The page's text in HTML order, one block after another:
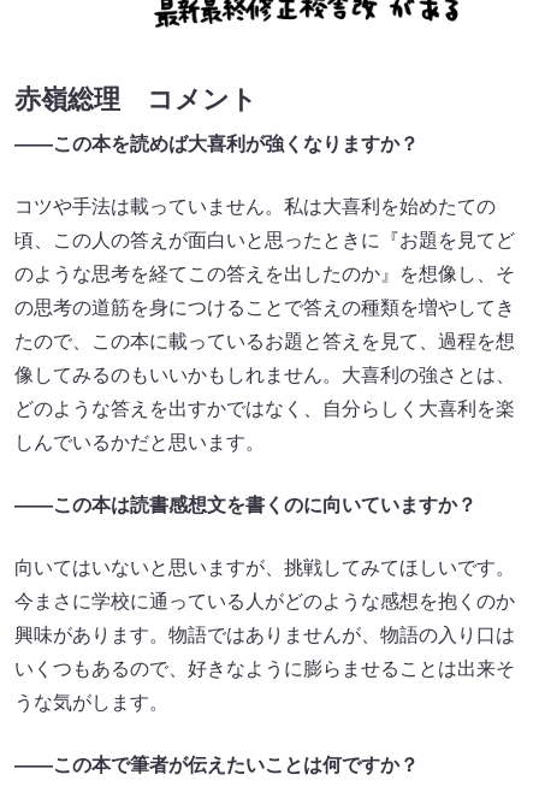
赤嶺総理 コメント
――この本を読めば大喜利が強くなりますか？
コツや手法は載っていません。私は大喜利を始めたての
頃、この人の答えが面白いと思ったときに『お題を見てど
のような思考を経てこの答えを出したのか』を想像し、そ
の思考の道筋を身につけることで答えの種類を増やしてき
たので、この本に載っているお題と答えを見て、過程を想
像してみるのもいいかもしれません。大喜利の強さとは、
どのような答えを出すかではなく、自分らしく大喜利を楽
しんでいるかだと思います。
――この本は読書感想文を書くのに向いていますか？
向いてはいないと思いますが、挑戦してみてほしいです。
今まさに学校に通っている人がどのような感想を抱くのか
興味があります。物語ではありませんが、物語の入り口は
いくつもあるので、好きなように膨らませることは出来そ
うな気がします。
――この本で筆者が伝えたいことは何ですか？